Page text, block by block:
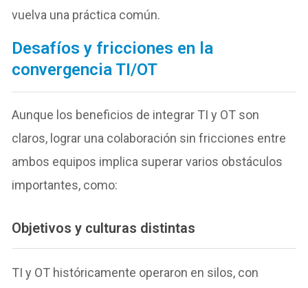
vuelva una práctica común.
Desafíos y fricciones en la
convergencia TI/OT
Aunque los beneficios de integrar TI y OT son
claros, lograr una colaboración sin fricciones entre
ambos equipos implica superar varios obstáculos
importantes, como:
Objetivos y culturas distintas
TI y OT históricamente operaron en silos, con